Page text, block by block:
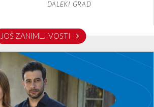
DALEKI GRAD
JOŠ ZANIMLJIVOSTI